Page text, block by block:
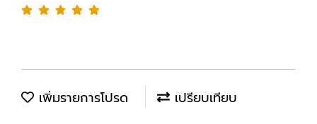
เพิ่มรายการโปรด เปรียบเทียบ